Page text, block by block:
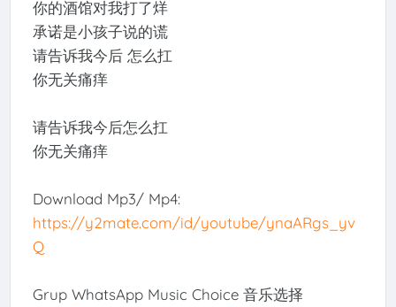
你的酒馆对我打了烊
承诺是小孩子说的谎
请告诉我今后 怎么扛
你无关痛痒
请告诉我今后怎么扛
你无关痛痒
Download Mp3/ Mp4:
https://y2mate.com/id/youtube/ynaARgs_yv
Q
Grup WhatsApp Music Choice 音乐选择